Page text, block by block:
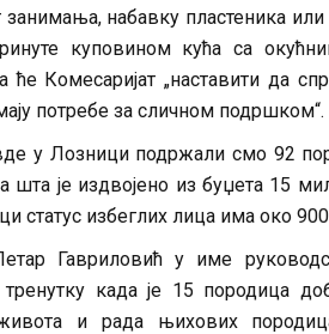
набавку пластеника
куповином кућа са
ће Комесаријат „наставити да
потребе за сличном подршком“.
у Лозници подржали смо 92
шта је издвојено из буџета 15
статус избеглих лица има око
Гавриловић у име
тренутку када је 15 породица
и рада њихових